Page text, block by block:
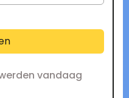
vandaag